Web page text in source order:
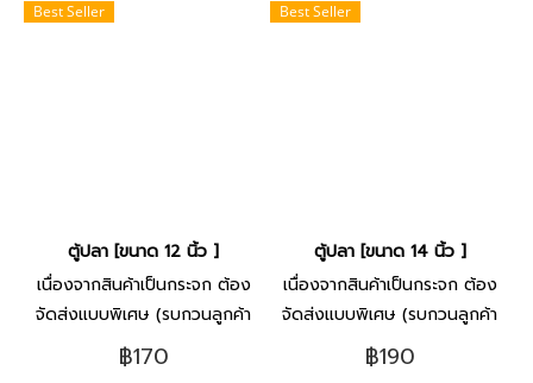
Best Seller
ตู้ปลา [ขนาด 12 นิ้ว ]
เนื่องจากสินค้าเป็นกระจก ต้อง
จัดส่งแบบพิเศษ (รบกวนลูกค้า
ติดต่อกับทางร้าน ก่อนสั่งซื้อ)
฿170
Best Seller
ตู้ปลา [ขนาด 14 นิ้ว ]
เนื่องจากสินค้าเป็นกระจก ต้อง
จัดส่งแบบพิเศษ (รบกวนลูกค้า
ติดต่อกับทางร้าน ก่อนสั่งซื้อ)
฿190